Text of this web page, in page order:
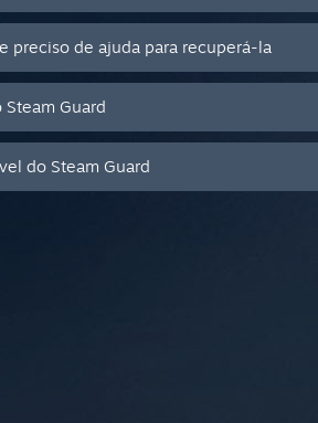
preciso de ajuda para recuperá-la
Guard
do Steam Guard